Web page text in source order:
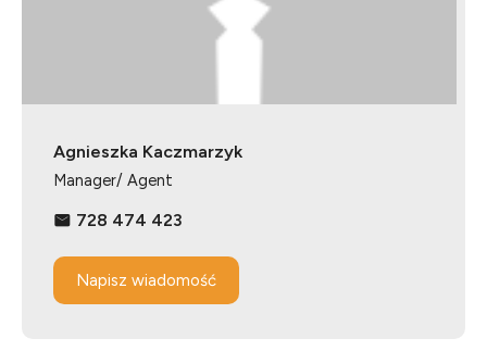
Agnieszka Kaczmarzyk
Manager/ Agent
728 474 423
Napisz wiadomość